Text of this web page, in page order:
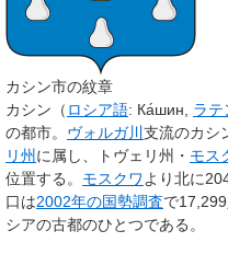
カシン市の紋章
カシン （ ロシア語: Ка́шин ラテ
の都市。 ヴォルガ川 支流のカシ
リ州 に属し、トヴェリ州・ モス
位置する。 モスクワ より北に
口は2002年の国勢調査で17,299
シアの古都のひとつである。